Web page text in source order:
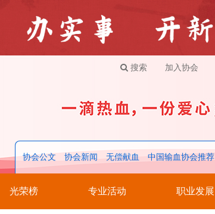
搜索 加入协会
协会公文 协会新闻 无偿献血 中国输血协会推荐
光荣榜 专业活动 职业发展